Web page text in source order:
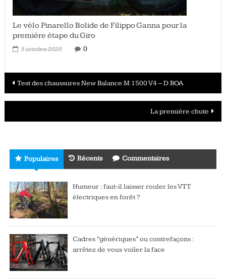
Le vélo Pinarello Bolide de Filippo Ganna pour la
première étape du Giro
5 octobre 2020 0
Navigation
des
articles
Test des chaussures New Balance M 1500 V4 – D BOA
La première chute
Populaires Récents Commentaires
Humeur : faut-il laisser rouler les VTT
électriques en forêt ?
Cadres “génériques” ou contrefaçons :
arrêtez de vous voiler la face